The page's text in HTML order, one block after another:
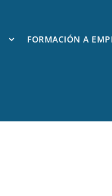
FORMACIÓN A